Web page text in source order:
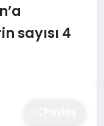
sayısı 4